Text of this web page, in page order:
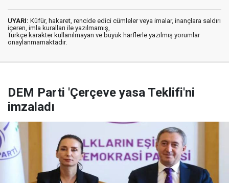
UYARI: Küfür, hakaret, rencide edici cümleler veya imalar, inançlara saldırı
içeren, imla kuralları ile yazılmamış,
Türkçe karakter kullanılmayan ve büyük harflerle yazılmış yorumlar
onaylanmamaktadır.
DEM Parti 'Çerçeve yasa Teklifi'ni
imzaladı